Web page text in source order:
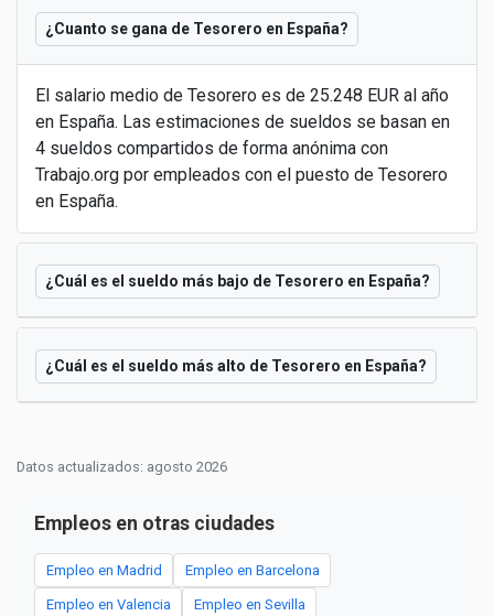
¿Cuanto se gana de Tesorero en España?
El salario medio de Tesorero es de 25.248 EUR al año
en España. Las estimaciones de sueldos se basan en
4 sueldos compartidos de forma anónima con
Trabajo.org por empleados con el puesto de Tesorero
en España.
¿Cuál es el sueldo más bajo de Tesorero en España?
¿Cuál es el sueldo más alto de Tesorero en España?
Datos actualizados: agosto 2026
Empleos en otras ciudades
Empleo en Madrid Empleo en Barcelona
Empleo en Valencia Empleo en Sevilla